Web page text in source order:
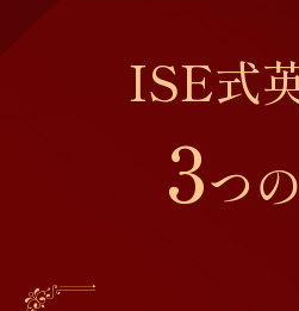
ISE式
3つ